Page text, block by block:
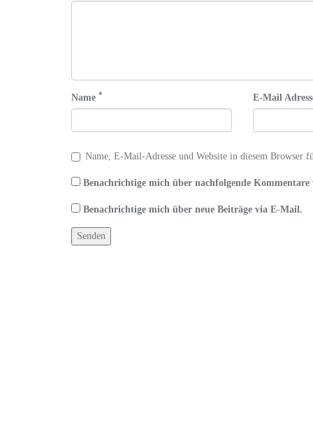
sốt“
với
các
đồ
trang
Mãn
với
street
style
Name * E-Mail
Name, E-Mail-Adresse und Website in diesem Browser
Benachrichtige mich über nachfolgende
Benachrichtige mich über neue Beiträge via E-Mail.